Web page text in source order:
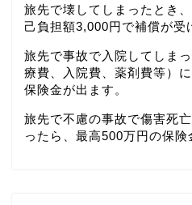
旅先で壊してしまったとき
己負担額3,000円で補償が受
旅先で事故で入院してしま
療費、入院費、薬剤費等）
保険金が出ます。
旅先で不慮の事故で傷害死
ったら、最高500万円の保険